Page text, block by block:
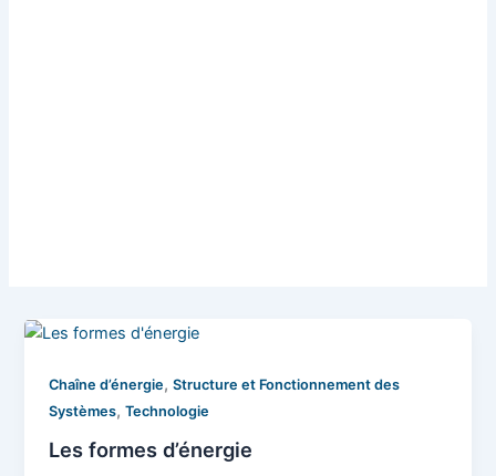
Chaîne d’énergie,Structure et Fonctionnement des
Systèmes,Technologie
Les formes d’énergie